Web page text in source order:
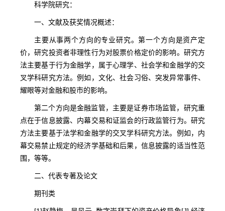
科学院研究：
一、文献及获奖情况概述：
主要从事两个方向的专业研究。第一个方向是资产定
价，研究投资者非理性行为对股票价格定价的影响。研究方
法主要基于行为金融学，属于心理学、社会学和金融学的交
叉学科研究方法。例如，文化、社会习俗、突发异常事件、
耀眼等对金融和股市的影响。
第二个方向是金融监管，主要是证券市场监管，研究重
点在于信息披露、内幕交易和证监会的行政监管行为。研究
方法主要基于法学和金融学的交叉学科研究方法。例如，内
幕交易禁止规定的经济学基础和后果，信息披露的适当性范
围，等等。
二、代表专著及论文
期刊类